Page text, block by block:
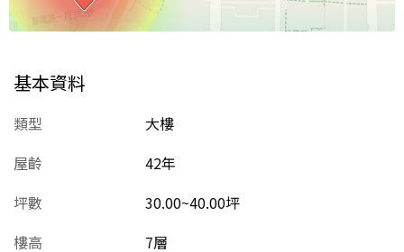
基本資料
類型
大樓
屋齡
42年
坪數
30.00~40.00坪
樓高
7層